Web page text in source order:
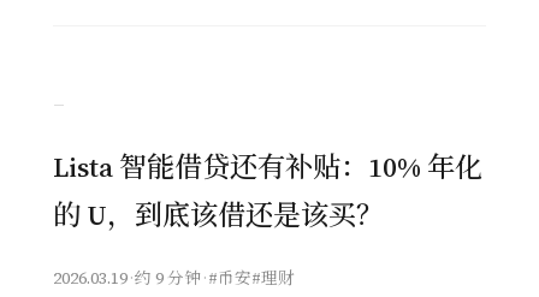
–
Lista 智能借贷还有补贴：10% 年化
的 U，到底该借还是该买？
2026.03.19·约 9 分钟 ·#币安#理财